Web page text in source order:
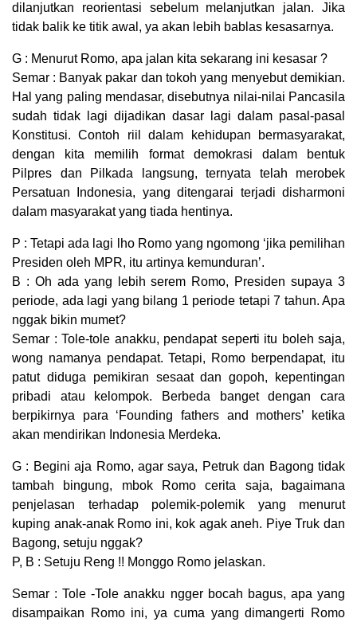
dilanjutkan reorientasi sebelum melanjutkan jalan. Jika
tidak balik ke titik awal, ya akan lebih bablas kesasarnya.
G : Menurut Romo, apa jalan kita sekarang ini kesasar ?
Semar : Banyak pakar dan tokoh yang menyebut demikian.
Hal yang paling mendasar, disebutnya nilai-nilai Pancasila
sudah tidak lagi dijadikan dasar lagi dalam pasal-pasal
Konstitusi. Contoh riil dalam kehidupan bermasyarakat,
dengan kita memilih format demokrasi dalam bentuk
Pilpres dan Pilkada langsung, ternyata telah merobek
Persatuan Indonesia, yang ditengarai terjadi disharmoni
dalam masyarakat yang tiada hentinya.
P : Tetapi ada lagi lho Romo yang ngomong ‘jika pemilihan
Presiden oleh MPR, itu artinya kemunduran’.
B : Oh ada yang lebih serem Romo, Presiden supaya 3
periode, ada lagi yang bilang 1 periode tetapi 7 tahun. Apa
nggak bikin mumet?
Semar : Tole-tole anakku, pendapat seperti itu boleh saja,
wong namanya pendapat. Tetapi, Romo berpendapat, itu
patut diduga pemikiran sesaat dan gopoh, kepentingan
pribadi atau kelompok. Berbeda banget dengan cara
berpikirnya para ‘Founding fathers and mothers’ ketika
akan mendirikan Indonesia Merdeka.
G : Begini aja Romo, agar saya, Petruk dan Bagong tidak
tambah bingung, mbok Romo cerita saja, bagaimana
penjelasan terhadap polemik-polemik yang menurut
kuping anak-anak Romo ini, kok agak aneh. Piye Truk dan
Bagong, setuju nggak?
P, B : Setuju Reng !! Monggo Romo jelaskan.
Semar : Tole -Tole anakku ngger bocah bagus, apa yang
disampaikan Romo ini, ya cuma yang dimangerti Romo